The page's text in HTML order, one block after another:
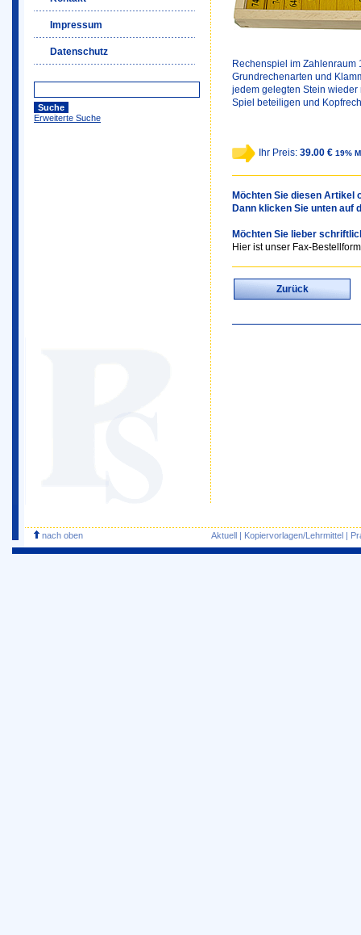
Impressum
Datenschutz
Erweiterte Suche
Rechenspiel im Zahlenraum
Grundrechenarten und
jedem gelegten Stein
Spiel beteiligen und
Ihr Preis: 39.00 € 19%
Möchten Sie diesen Artikel
Dann klicken Sie unten auf
Möchten Sie lieber
Hier ist unser Fax-
Zurück
nach oben Aktuell | Kopiervorlagen/Lehrmittel |